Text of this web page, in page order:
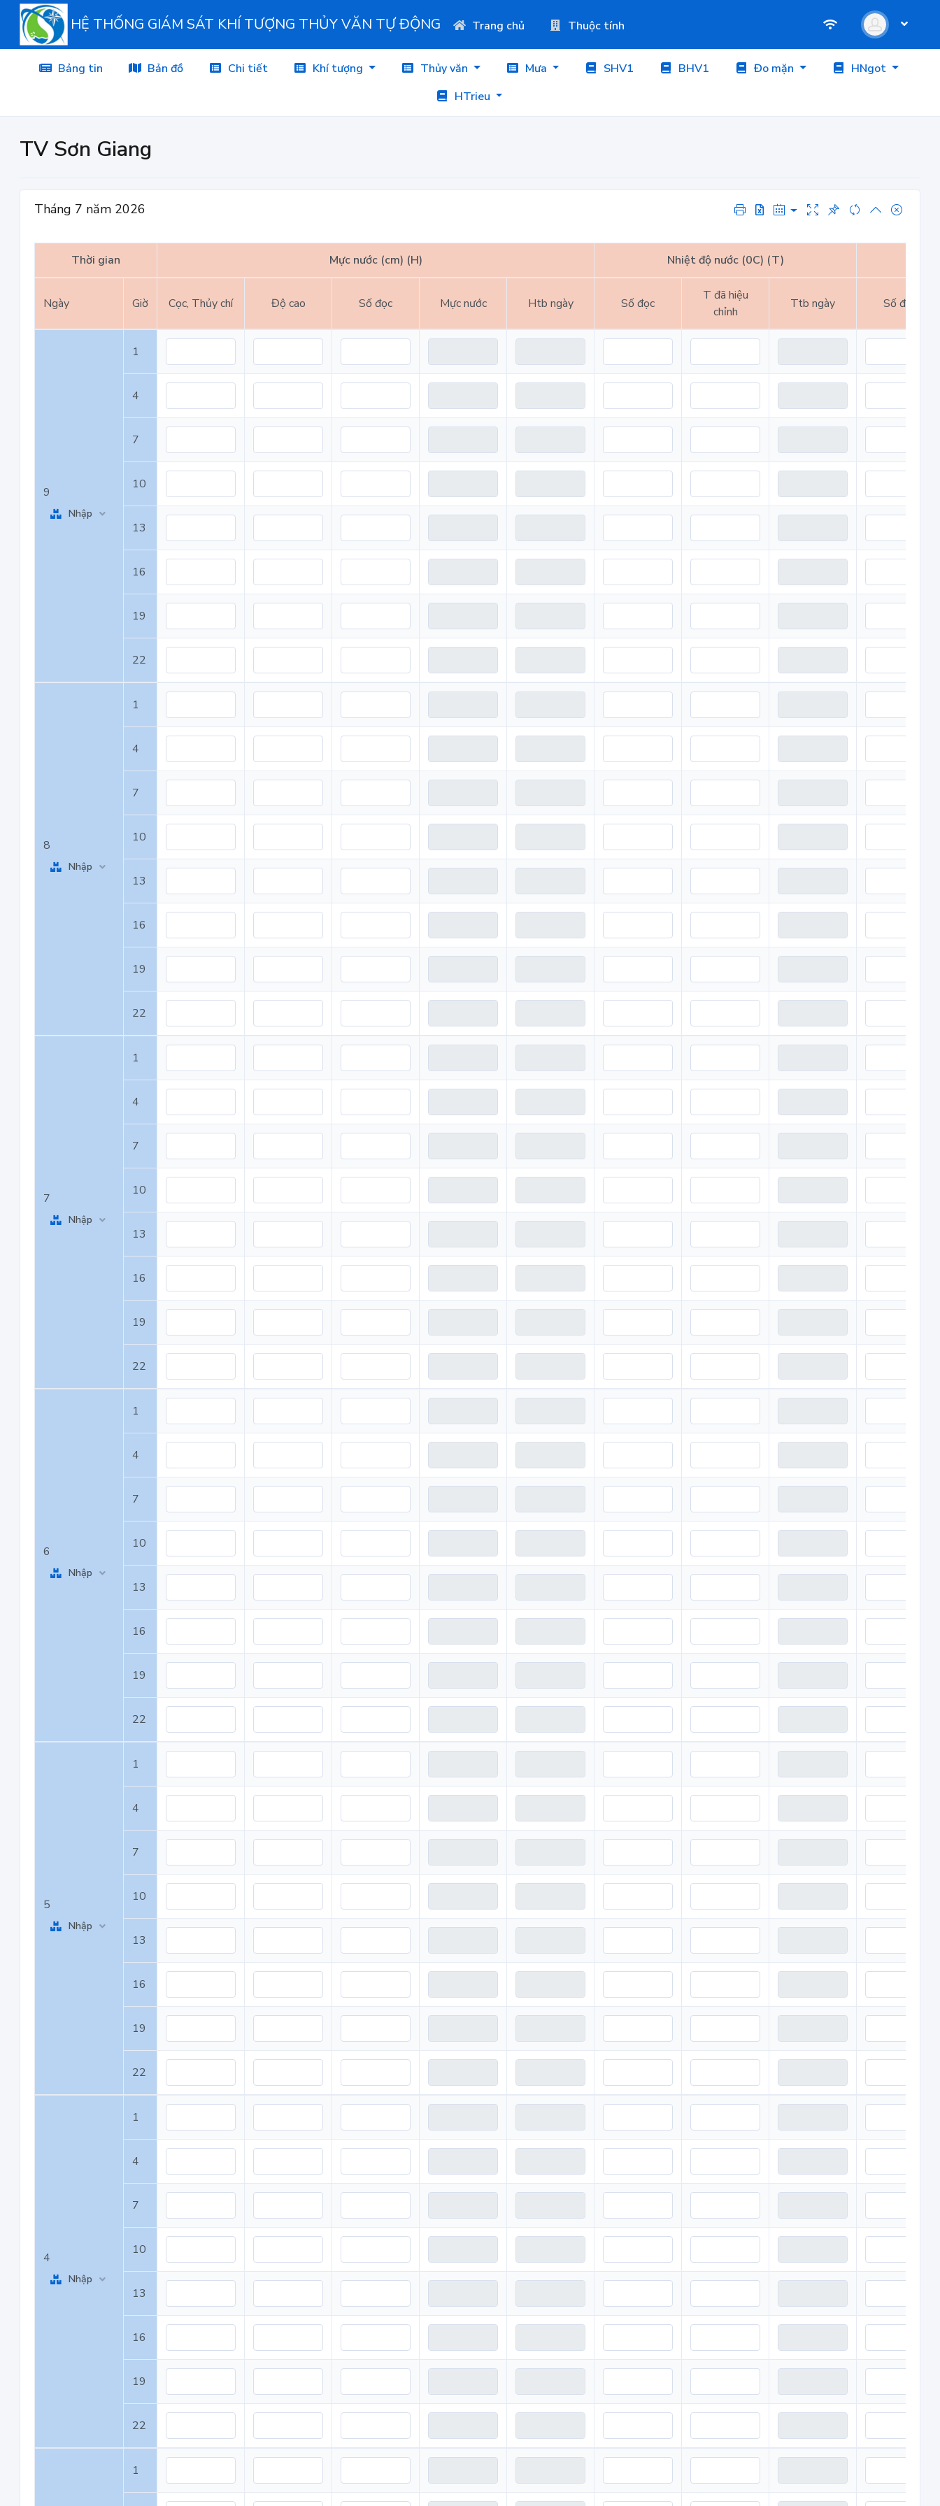
HỆ THỐNG GIÁM SÁT KHÍ TƯỢNG THỦY VĂN TỰ ĐỘNG Trang chủ Thuộc tính
Bảng tin Bản đồ Chi tiết Khí tượng Thủy văn Mưa SHV1 BHV1 Đo mặn
HNgot
HTrieu
TV Sơn Giang
Tháng 7 năm 2026
Thời gian Mực nước (cm) (H) Nhiệt độ nước (0C) (T)
Ngày Giờ Cọc, Thủy chí Độ cao Số đọc Mực nước Htb ngày Số đọc
T đã hiệu
chỉnh
Ttb ngày Số đọc
9
Nhập
1
4
7
10
13
16
19
22
8
Nhập
1
4
7
10
13
16
19
22
7
Nhập
1
4
7
10
13
16
19
22
6
Nhập
1
4
7
10
13
16
19
22
5
Nhập
1
4
7
10
13
16
19
22
4
Nhập
1
4
7
10
13
16
19
22
1